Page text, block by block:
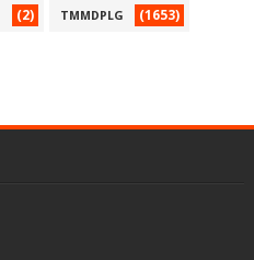
(2) TMMDPLG (1653)